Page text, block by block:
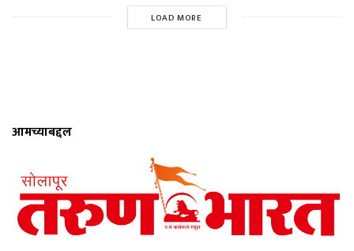
LOAD MORE
आमच्याबद्दल